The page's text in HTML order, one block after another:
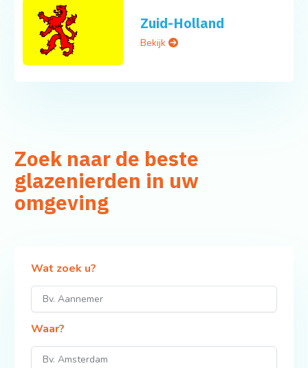
Zuid-Holland
Bekijk
Zoek naar de beste
glazenierden in uw
omgeving
Wat zoek u?
Waar?